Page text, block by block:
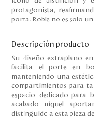
Blog
Nuestras Tiendas
Colombia
Costa Rica
Panamá
protagonista,
porta. Roble no es solo
Descripción producto
Su diseño extraplano
facilita el porte en
manteniendo una
compartimientos para
espacio dedicado para
acabado níquel
distinguido a esta pieza